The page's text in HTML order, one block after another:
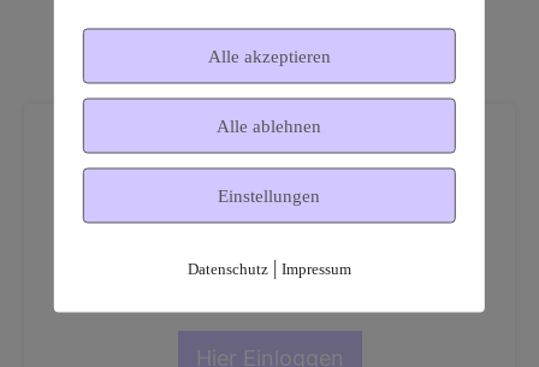
Dies ist ein geschützter
Mitgliederbereich!
Hier Einloggen
Alle akzeptieren
Alle ablehnen
Einstellungen
Datenschutz| Impressum